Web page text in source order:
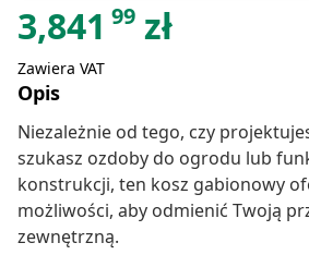
3,841 99 zł
Zawiera VAT
Opis
Niezależnie od tego, czy
szukasz ozdoby do ogrodu lub
konstrukcji, ten kosz gabionowy
możliwości, aby odmienić Twoją
zewnętrzną.